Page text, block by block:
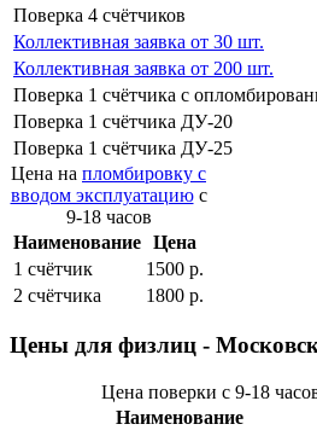
Поверка 4 cчётчиков
Коллективная заявка от 30 шт.
Коллективная заявка от 200 шт.
Поверка 1 cчётчика с
Поверка 1 cчётчика ДУ-20
Поверка 1 cчётчика ДУ-25
Цена на пломбировку с
вводом эксплуатациюс
9-18 часов
Наименование Цена
1 cчётчик
1500 р.
2 cчётчика
1800 р.
Цены для физлиц -
Цена поверки с 9-18
Наименование